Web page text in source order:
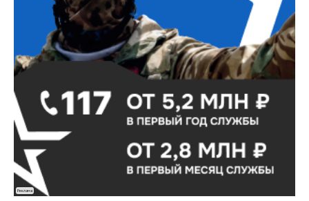
Реклама